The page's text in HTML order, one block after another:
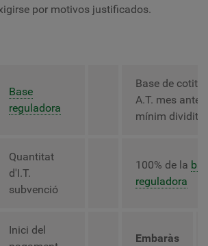
por motivos justificados.
Base
reguladora
Base de
A.T. mes
mínim dividit
Quantitat
d'I.T.
subvenció
100% de la
reguladora
Inici del
Embaràs